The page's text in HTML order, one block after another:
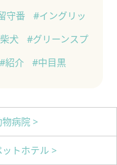
守番
#イングリッ
犬
#グリーンスプ
#紹介 #中目黒
物病院 >
ットホテル >